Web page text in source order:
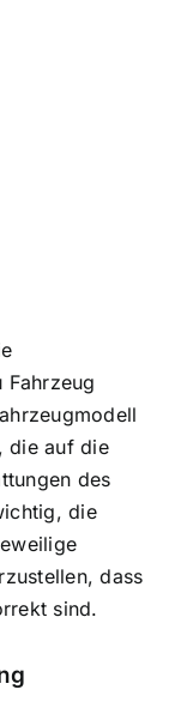
Fahrzeug
die auf die
des
die
dass
sind.